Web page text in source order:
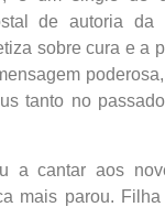
de autoria da
sobre cura e a
tanto no
a cantar aos
mais parou.